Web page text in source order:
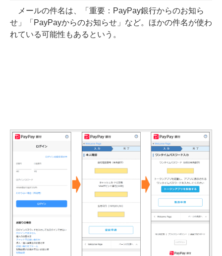
メールの件名は、「重要：PayPay銀行からのお知ら
せ」「PayPayからのお知らせ」など。ほかの件名が使わ
れている可能性もあるという。